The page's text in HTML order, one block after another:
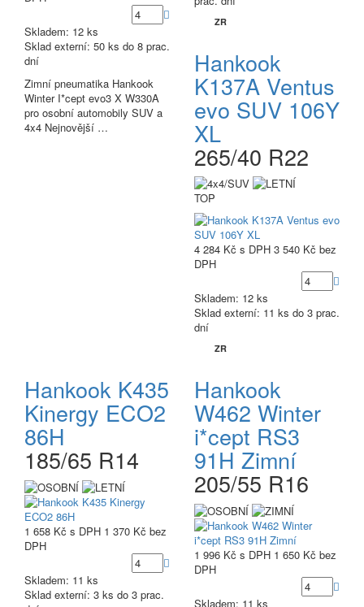
Skladem: 12 ks
Sklad externí: 50 ks do 8 prac.
dní
Zimní pneumatika Hankook
Winter I*cept evo3 X W330A
pro osobní automobily SUV a
4x4 Nejnovější …
ZR
Hankook
K137A Ventus
evo SUV 106Y
XL
265/40 R22
TOP
4 284 Kč s DPH 3 540 Kč bez
DPH
Skladem: 12 ks
Sklad externí: 11 ks do 3 prac.
dní
ZR
Hankook K435
Kinergy ECO2
86H
185/65 R14
1 658 Kč s DPH 1 370 Kč bez
DPH
Skladem: 11 ks
Sklad externí: 3 ks do 3 prac.
Hankook
W462 Winter
i*cept RS3
91H Zimní
205/55 R16
1 996 Kč s DPH 1 650 Kč bez
DPH
Skladem: 11 ks